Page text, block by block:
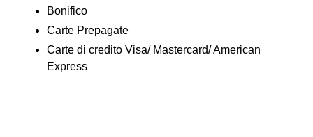
Bonifico
Carte Prepagate
Carte di credito Visa/ Mastercard/ American
Express